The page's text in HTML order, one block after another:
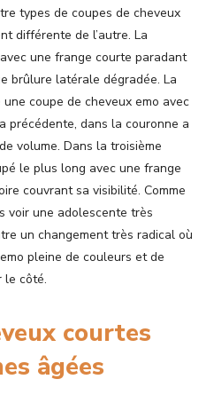
types de coupes de cheveux
différente de l’autre. La
une frange courte paradant
brûlure latérale dégradée. La
coupe de cheveux emo avec
précédente, dans la couronne a
volume. Dans la troisième
le plus long avec une frange
couvrant sa visibilité. Comme
voir une adolescente très
un changement très radical où
pleine de couleurs et de
le côté.
courtes
âgées